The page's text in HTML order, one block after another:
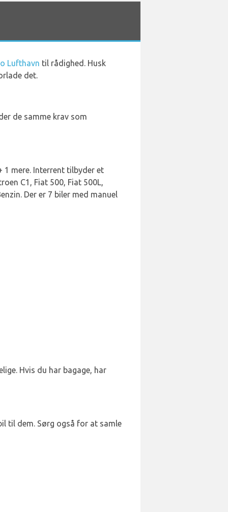
Lufthavn til rådighed. Husk
det.
de samme krav som
1 mere. Interrent tilbyder et
C1, Fiat 500, Fiat 500L,
Der er 7 biler med manuel
Hvis du har bagage, har
til dem. Sørg også for at samle